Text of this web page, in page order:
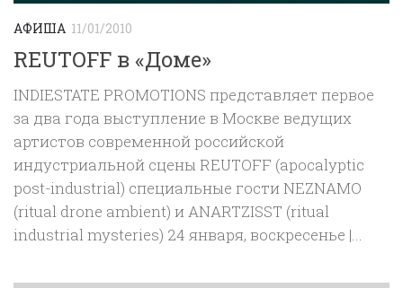
АФИША 11/01/2010
REUTOFF в «Доме»
INDIESTATE PROMOTIONS представляет первое
за два года выступление в Москве ведущих
артистов современной российской
индустриальной сцены REUTOFF (apocalyptic
post-industrial) специальные гости NEZNAMO
(ritual drone ambient) и ANARTZISST (ritual
industrial mysteries) 24 января, воскресенье |...